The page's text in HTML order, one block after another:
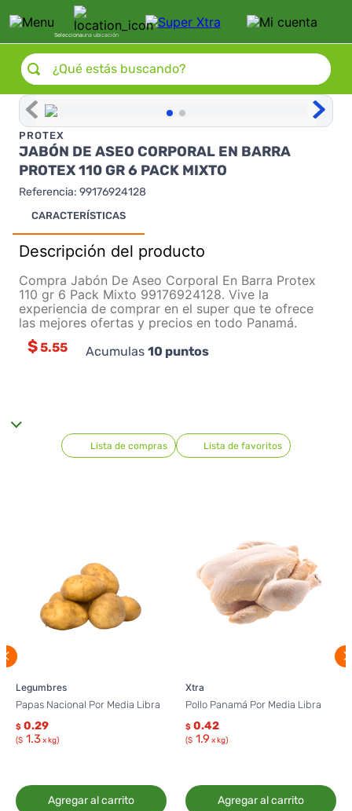
Seleccionauna ubicación
¿Qué estás buscando?
PROTEX
JABÓN DE ASEO CORPORAL EN BARRA
PROTEX 110 GR 6 PACK MIXTO
Referencia: 99176924128
CARACTERÍSTICAS
Descripción del producto
Compra Jabón De Aseo Corporal En Barra Protex
110 gr 6 Pack Mixto 99176924128. Vive la
experiencia de comprar en el super que te ofrece
las mejores ofertas y precios en todo Panamá.
$5.55 Acumulas 10 puntos
Lista de compras Lista de favoritos
Legumbres
Papas Nacional Por Media Libra
$ 0.29
($ 1.3x kg)
Agregar al carrito
Xtra
Pollo Panamá Por Media Libra
$ 0.42
($ 1.9 x kg)
Agregar al carrito